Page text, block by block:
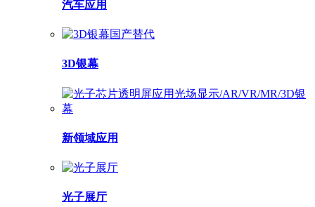
汽车应用
3D银幕
新领域应用
光子展厅